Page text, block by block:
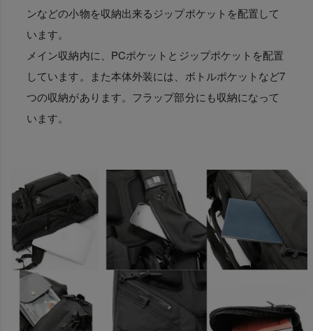
ンなどの小物を収納出来るジップポケットを配置して
います。
メイン収納内に、PCポケットとジップポケットを配置
しています。また本体外装には、ボトルポケットなど7
つの収納があります。フラップ部分にも収納になって
います。